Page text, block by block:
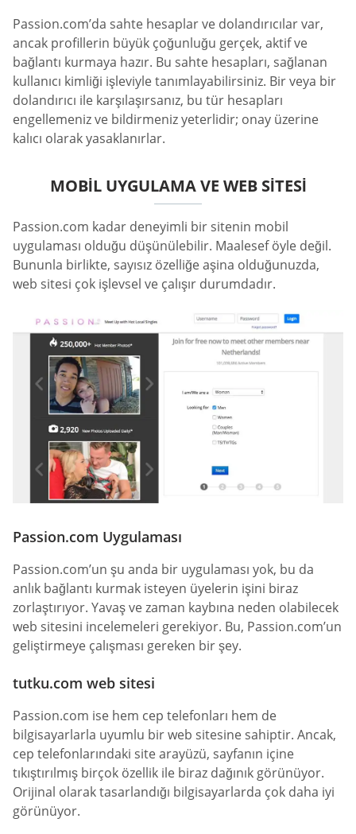
Passion.com’da sahte hesaplar ve dolandırıcılar var,
ancak profillerin büyük çoğunluğu gerçek, aktif ve
bağlantı kurmaya hazır. Bu sahte hesapları, sağlanan
kullanıcı kimliği işleviyle tanımlayabilirsiniz. Bir veya bir
dolandırıcı ile karşılaşırsanız, bu tür hesapları
engellemeniz ve bildirmeniz yeterlidir; onay üzerine
kalıcı olarak yasaklanırlar.
MOBIL UYGULAMA VE WEB SITESI
Passion.com kadar deneyimli bir sitenin mobil
uygulaması olduğu düşünülebilir. Maalesef öyle değil.
Bununla birlikte, sayısız özelliğe aşina olduğunuzda,
web sitesi çok işlevsel ve çalışır durumdadır.
Passion.com Uygulaması
Passion.com’un şu anda bir uygulaması yok, bu da
anlık bağlantı kurmak isteyen üyelerin işini biraz
zorlaştırıyor. Yavaş ve zaman kaybına neden olabilecek
web sitesini incelemeleri gerekiyor. Bu, Passion.com’un
geliştirmeye çalışması gereken bir şey.
tutku.com web sitesi
Passion.com ise hem cep telefonları hem de
bilgisayarlarla uyumlu bir web sitesine sahiptir. Ancak,
cep telefonlarındaki site arayüzü, sayfanın içine
tıkıştırılmış birçok özellik ile biraz dağınık görünüyor.
Orijinal olarak tasarlandığı bilgisayarlarda çok daha iyi
görünüyor.